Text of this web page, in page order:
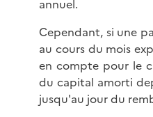
annuel.
Cependant, si une
au cours du mois
en compte pour le
du capital amorti
jusqu'au jour du